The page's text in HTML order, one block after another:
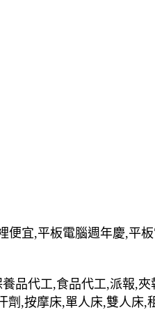
宜,平板電腦週年慶,平
品代工,食品代工,派報,
劑,按摩床,單人床,雙人床,